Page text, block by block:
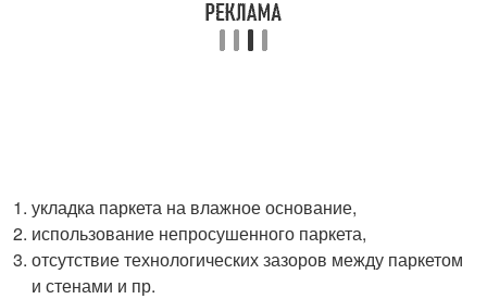
укладка паркета на влажное основание,
использование непросушенного паркета,
отсутствие технологических зазоров между паркетом
и стенами и пр.